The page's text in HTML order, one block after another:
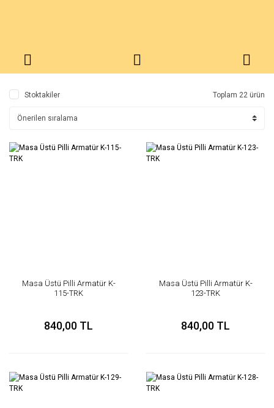
Stoktakiler Toplam 22 ürün
Masa Üstü Pilli Armatür K-
115-TRK
840,00 TL
Masa Üstü Pilli Armatür K-
123-TRK
840,00 TL